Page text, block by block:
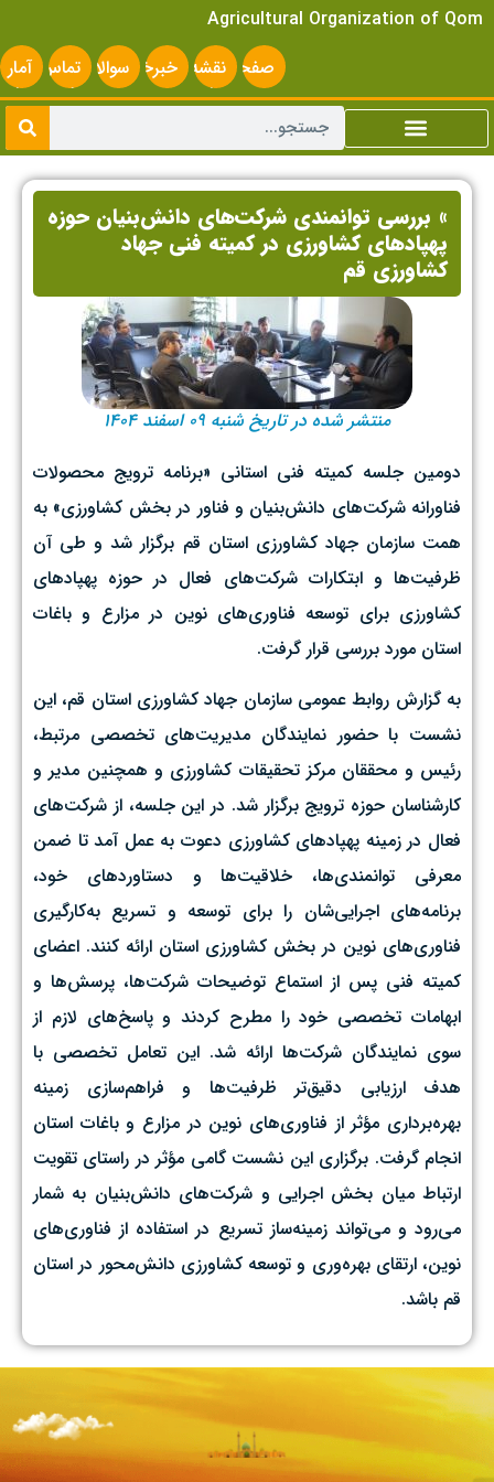
Agricultural Organization of Qom
صفحه
اصلی
نقشه
سایت
خبرخوانسوالات
متداول
تماس
با ما
آمار
» بررسی توانمندی شرکت‌های دانش‌بنیان حوزه
پهپادهای کشاورزی در کمیته فنی جهاد
کشاورزی قم
منتشر شده در تاریخ شنبه ۰۹ اسفند ۱۴۰۴
دومین جلسه کمیته فنی استانی «برنامه ترویج محصولات
فناورانه شرکت‌های دانش‌بنیان و فناور در بخش کشاورزی» به
همت سازمان جهاد کشاورزی استان قم برگزار شد و طی آن
ظرفیت‌ها و ابتکارات شرکت‌های فعال در حوزه پهپادهای
کشاورزی برای توسعه فناوری‌های نوین در مزارع و باغات
استان مورد بررسی قرار گرفت.
به گزارش روابط عمومی سازمان جهاد کشاورزی استان قم، این
نشست با حضور نمایندگان مدیریت‌های تخصصی مرتبط،
رئیس و محققان مرکز تحقیقات کشاورزی و همچنین مدیر و
کارشناسان حوزه ترویج برگزار شد. در این جلسه، از شرکت‌های
فعال در زمینه پهپادهای کشاورزی دعوت به عمل آمد تا ضمن
معرفی توانمندی‌ها، خلاقیت‌ها و دستاوردهای خود،
برنامه‌های اجرایی‌شان را برای توسعه و تسریع به‌کارگیری
فناوری‌های نوین در بخش کشاورزی استان ارائه کنند. اعضای
کمیته فنی پس از استماع توضیحات شرکت‌ها، پرسش‌ها و
ابهامات تخصصی خود را مطرح کردند و پاسخ‌های لازم از
سوی نمایندگان شرکت‌ها ارائه شد. این تعامل تخصصی با
هدف ارزیابی دقیق‌تر ظرفیت‌ها و فراهم‌سازی زمینه
بهره‌برداری مؤثر از فناوری‌های نوین در مزارع و باغات استان
انجام گرفت. برگزاری این نشست گامی مؤثر در راستای تقویت
ارتباط میان بخش اجرایی و شرکت‌های دانش‌بنیان به شمار
می‌رود و می‌تواند زمینه‌ساز تسریع در استفاده از فناوری‌های
نوین، ارتقای بهره‌وری و توسعه کشاورزی دانش‌محور در استان
قم باشد.